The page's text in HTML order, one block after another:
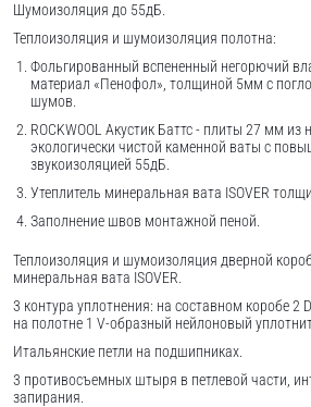
Шумоизоляция до 55дБ.
Теплоизоляция и шумоизоляция полотна:
Фольгированный вспененный негорючий
материал «Пенофол», толщиной 5мм с
шумов.
ROCKWOOL Акустик Баттс - плиты 27 мм из
экологически чистой каменной ваты с
звукоизоляцией 55дБ.
Утеплитель минеральная вата ISOVER
Заполнение швов монтажной пеной.
Теплоизоляция и шумоизоляция дверной
минеральная вата ISOVER.
3 контура уплотнения: на составном коробе 2
на полотне 1 V-образный нейлоновый
Итальянские петли на подшипниках.
3 противосъемных штыря в петлевой части,
запирания.